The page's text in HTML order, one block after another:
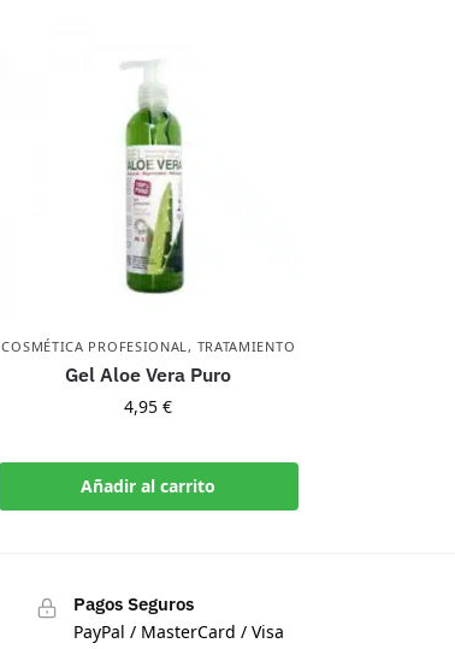
COSMÉTICA PROFESIONAL, TRATAMIENTO
Gel Aloe Vera Puro
4,95€
Añadir al carrito
Pagos Seguros
PayPal / MasterCard / Visa